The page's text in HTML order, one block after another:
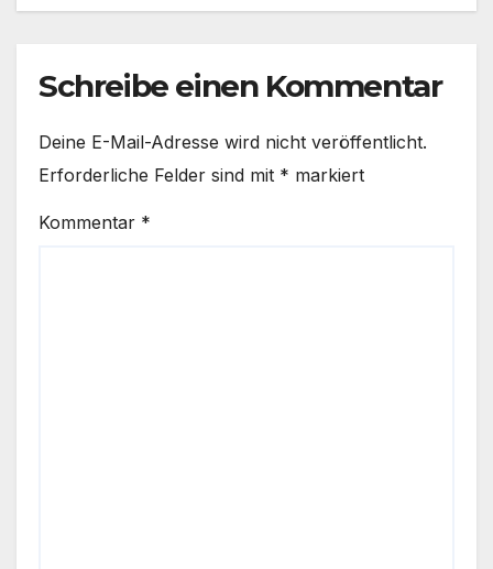
Schreibe einen Kommentar
Deine E-Mail-Adresse wird nicht veröffentlicht.
Erforderliche Felder sind mit * markiert
Kommentar *